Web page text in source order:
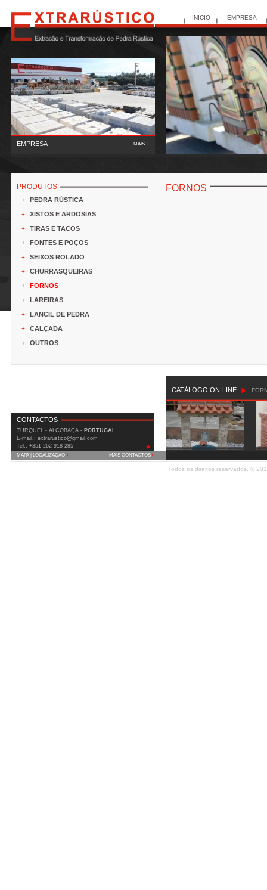
INICIO EMPRESA
EMPRESA MAIS +
PRODUTOS
+ PEDRA RÚSTICA
+ XISTOS E ARDOSIAS
+ TIRAS E TACOS
+ FONTES E POÇOS
+ SEIXOS ROLADO
+ CHURRASQUEIRAS
+ FORNOS
+ LAREIRAS
+ LANCIL DE PEDRA
+ CALÇADA
+ OUTROS
FORNOS
CONTACTOS
TURQUEL - ALCOBAÇA - PORTUGAL
E-mail.: extrarustico@gmail.com
Tel.: +351 262 918 285
IC2 (Est. Nac. 1) Km 90 Covão do Milho
MAPA | LOCALIZAÇÃO + MAIS CONTACTOS+
CATÁLOGO ON-LINE
Todos os direitos reservados. ©